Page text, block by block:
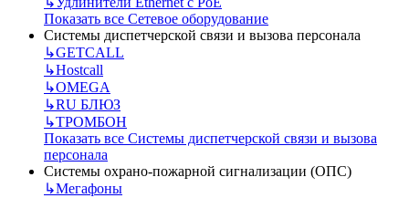
Показать все Сетевое оборудование
Системы диспетчерской связи и вызова персонала
↳GETCALL
↳Hostcall
↳OMEGA
↳RU БЛЮЗ
↳ТРОМБОН
Показать все Системы диспетчерской связи и вызова
персонала
Системы охрано-пожарной сигнализации (ОПС)
↳Мегафоны